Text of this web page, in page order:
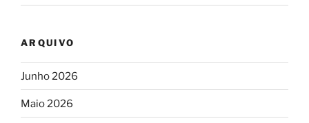
ARQUIVO
Junho 2026
Maio 2026